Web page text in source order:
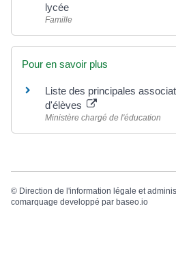
lycée
Famille
Pour en savoir plus
Liste des principales
d'élèves
Ministère chargé de l'éducation
© Direction de l'information légale et
comarquage developpé par baseo.io